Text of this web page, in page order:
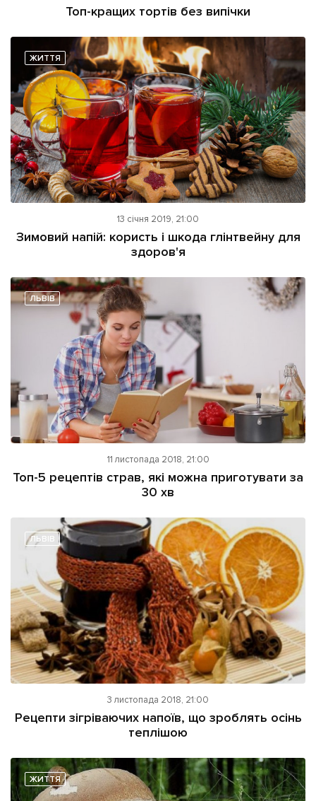
Топ-кращих тортів без випічки
ЖИТТЯ
13 січня 2019, 21:00
Зимовий напій: користь і шкода глінтвейну для
здоров'я
ЛЬВІВ
11 листопада 2018, 21:00
Топ-5 рецептів страв, які можна приготувати за
30 хв
ЛЬВІВ
3 листопада 2018, 21:00
Рецепти зігріваючих напоїв, що зроблять осінь
теплішою
ЖИТТЯ